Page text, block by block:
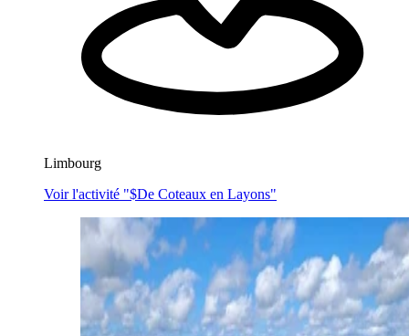
Limbourg
Voir l'activité "$De Coteaux en Layons"